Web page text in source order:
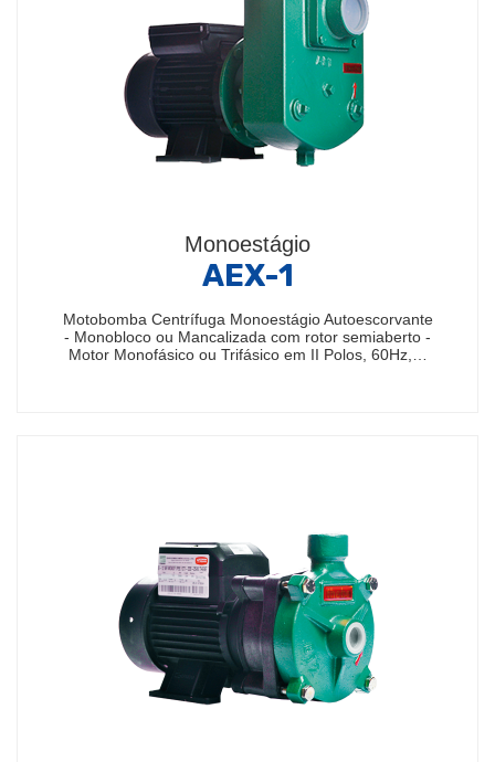
Monoestágio
AEX-1
Motobomba Centrífuga Monoestágio Autoescorvante
- Monobloco ou Mancalizada com rotor semiaberto -
Motor Monofásico ou Trifásico em II Polos, 60Hz,…